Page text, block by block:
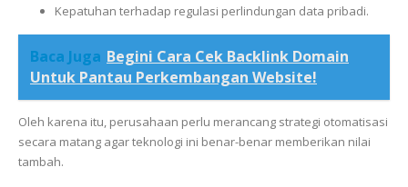
Kepatuhan terhadap regulasi perlindungan data pribadi.
Baca Juga Begini Cara Cek Backlink Domain
Untuk Pantau Perkembangan Website!
Oleh karena itu, perusahaan perlu merancang strategi otomatisasi
secara matang agar teknologi ini benar-benar memberikan nilai
tambah.